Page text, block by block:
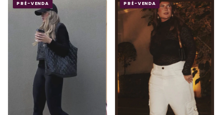
PRÉ-VENDA PRÉ-VENDA